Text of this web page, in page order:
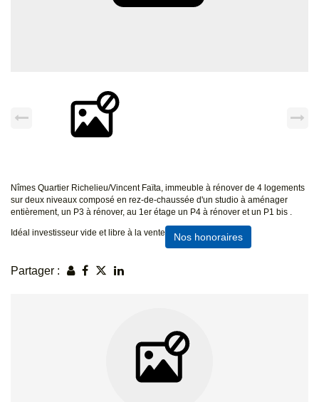
Nîmes Quartier Richelieu/Vincent Faïta, immeuble à rénover de 4 logements
sur deux niveaux composé en rez-de-chaussée d'un studio à aménager
entièrement, un P3 à rénover, au 1er étage un P4 à rénover et un P1 bis .
Idéal investisseur vide et libre à la vente Nos honoraires
Partager :